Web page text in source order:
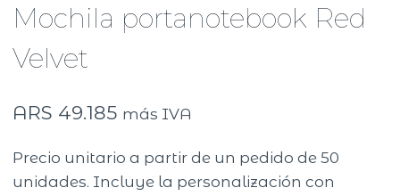
Mochila portanotebook Red
Velvet
ARS 49.185 más IVA
Precio unitario a partir de un pedido de 50
unidades. Incluye la personalización con